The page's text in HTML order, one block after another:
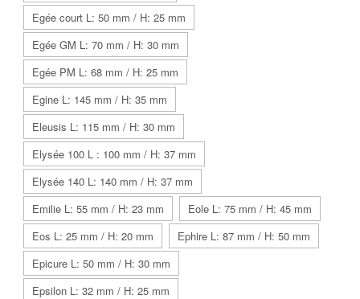
Egée court L: 50 mm / H: 25 mm
Egée GM L: 70 mm / H: 30 mm
Egée PM L: 68 mm / H: 25 mm
Egine L: 145 mm / H: 35 mm
Eleusis L: 115 mm / H: 30 mm
Elysée 100 L : 100 mm / H: 37 mm
Elysée 140 L: 140 mm / H: 37 mm
Emilie L: 55 mm / H: 23 mm
Eole L: 75 mm / H: 45 mm
Eos L: 25 mm / H: 20 mm
Ephire L: 87 mm / H: 50 mm
Epicure L: 50 mm / H: 30 mm
Epsilon L: 32 mm / H: 25 mm